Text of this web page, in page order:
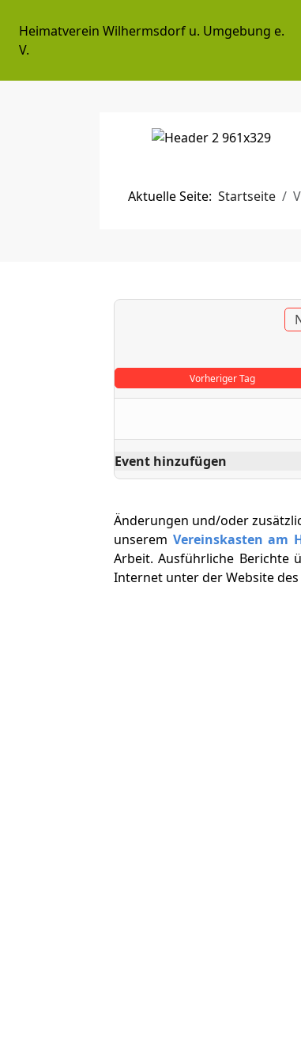
Heimatverein Wilhermsdorf u. Umgebung e.
V.
Aktuelle Seite: Startseite
Vorheriger Tag
Event hinzufügen
Änderungen und/oder
unserem Vereinskasten am
Arbeit. Ausführliche Berichte
Internet unter der Website